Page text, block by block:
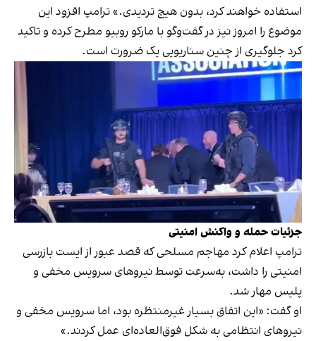
استفاده خواهند کرد، بدون هیچ تردیدی.» ترامپ افزود این
موضوع را امروز نیز در گفت‌وگو با مارکو روبیو مطرح کرده و تاکید
کرد جلوگیری از چنین سناریویی یک ضرورت است.
جزئیات حمله و واکنش امنیتی
ترامپ اعلام کرد مهاجم مسلحی که قصد عبور از ایست بازرسی
امنیتی را داشت، به‌سرعت توسط نیروهای سرویس مخفی و
پلیس مهار شد.
او گفت: «این اتفاق بسیار غیرمنتظره بود، اما سرویس مخفی و
نیروهای انتظامی به شکل فوق‌العاده‌ای عمل کردند.»